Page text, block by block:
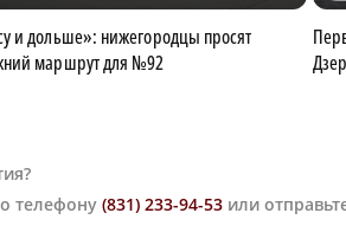
и дольше»: нижегородцы просят
маршрут для №92
телефону (831) 233-94-53 или